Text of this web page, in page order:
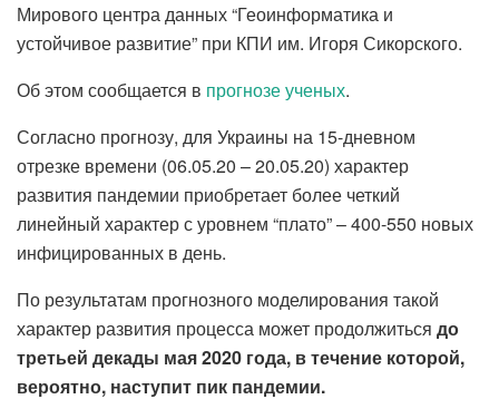
Мирового центра данных “Геоинформатика и
устойчивое развитие” при КПИ им. Игоря Сикорского.
Об этом сообщается в прогнозе ученых.
Согласно прогнозу, для Украины на 15-дневном
отрезке времени (06.05.20 – 20.05.20) характер
развития пандемии приобретает более четкий
линейный характер с уровнем “плато” – 400-550 новых
инфицированных в день.
По результатам прогнозного моделирования такой
характер развития процесса может продолжиться до
третьей декады мая 2020 года, в течение которой,
вероятно, наступит пик пандемии.